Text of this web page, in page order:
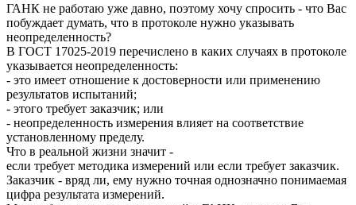
ГАНК не работаю уже давно, поэтому хочу спросить - что Вас
побуждает думать, что в протоколе нужно указывать
неопределенность?
В ГОСТ 17025-2019 перечислено в каких случаях в протоколе
указывается неопределенность:
- это имеет отношение к достоверности или применению
результатов испытаний;
- этого требует заказчик; или
- неопределенность измерения влияет на соответствие
установленному пределу.
Что в реальной жизни значит -
если требует методика измерений или если требует заказчик.
Заказчик - вряд ли, ему нужно точная однозначно понимаемая
цифра результата измерений.